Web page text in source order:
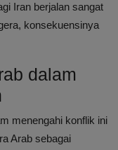
Iran berjalan sangat
konsekuensinya
dalam
menengahi konflik ini
Arab sebagai